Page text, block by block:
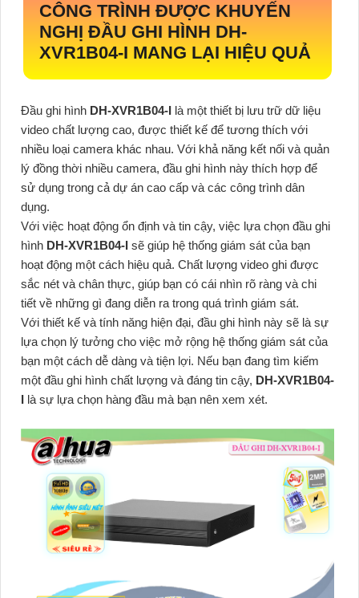
CÔNG TRÌNH ĐƯỢC KHUYẾN
NGHỊ ĐẦU GHI HÌNH DH-
XVR1B04-I MANG LẠI HIỆU QUẢ
Đầu ghi hình DH-XVR1B04-I là một thiết bị lưu trữ dữ liệu
video chất lượng cao, được thiết kế để tương thích với
nhiều loại camera khác nhau. Với khả năng kết nối và quản
lý đồng thời nhiều camera, đầu ghi hình này thích hợp để
sử dụng trong cả dự án cao cấp và các công trình dân
dụng.
Với việc hoạt động ổn định và tin cậy, việc lựa chọn đầu ghi
hình DH-XVR1B04-I sẽ giúp hệ thống giám sát của bạn
hoạt động một cách hiệu quả. Chất lượng video ghi được
sắc nét và chân thực, giúp bạn có cái nhìn rõ ràng và chi
tiết về những gì đang diễn ra trong quá trình giám sát.
Với thiết kế và tính năng hiện đại, đầu ghi hình này sẽ là sự
lựa chọn lý tưởng cho việc mở rộng hệ thống giám sát của
bạn một cách dễ dàng và tiện lợi. Nếu bạn đang tìm kiếm
một đầu ghi hình chất lượng và đáng tin cậy, DH-XVR1B04-
I là sự lựa chọn hàng đầu mà bạn nên xem xét.